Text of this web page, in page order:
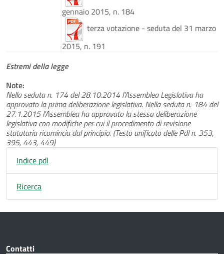
gennaio 2015, n. 184
terza votazione - seduta del 31 marzo
2015, n. 191
Estremi della legge
Note:
Nella seduta n. 174 del 28.10.2014 l'Assemblea Legislativa ha
approvato la prima deliberazione legislativa. Nella seduta n. 184 del
27.1.2015 l'Assemblea ha approvato la stessa deliberazione
legislativa con modifiche per cui il procedimento di revisione
statutaria ricomincia dal principio. (Testo unificato delle Pdl n. 353,
395, 443, 449)
Indice pdl
Ricerca
Contatti